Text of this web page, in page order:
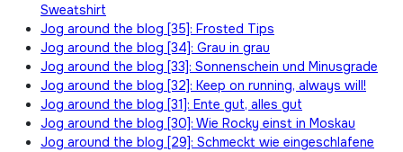
Sweatshirt
Jog around the blog [35]: Frosted Tips
Jog around the blog [34]: Grau in grau
Jog around the blog [33]: Sonnenschein und Minusgrade
Jog around the blog [32]: Keep on running, always will!
Jog around the blog [31]: Ente gut, alles gut
Jog around the blog [30]: Wie Rocky einst in Moskau
Jog around the blog [29]: Schmeckt wie eingeschlafene